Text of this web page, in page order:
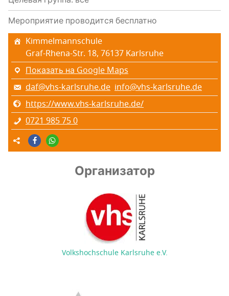
Мероприятие проводится бесплатно
Kimmelmannschule
Graf-Rhena-Str. 18, 76137 Karlsruhe
Показать на Google Maps
daf@vhs-karlsruhe.de info@vhs-karlsruhe.de
https://www.vhs-karlsruhe.de/
0721 985 75 0
Организатор
Volkshochschule Karlsruhe e.V.